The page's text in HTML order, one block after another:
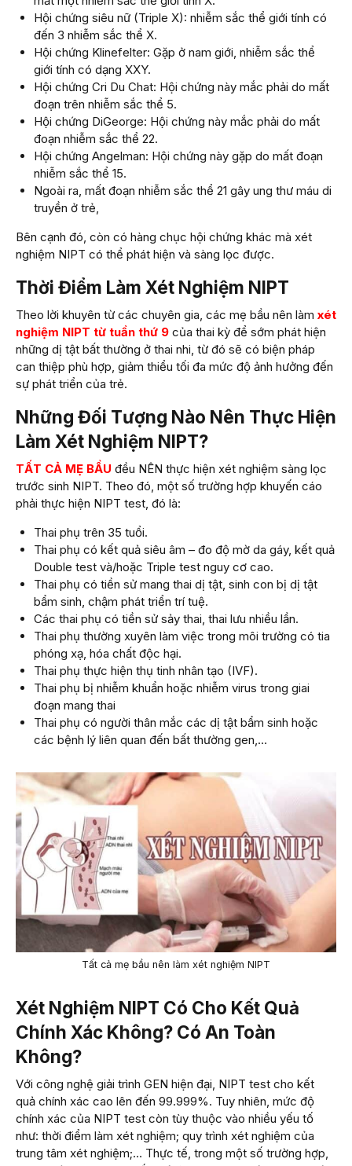
Hội chứng siêu nữ (Triple X): nhiễm sắc thể giới tính có
đến 3 nhiễm sắc thể X.
Hội chứng Klinefelter: Gặp ở nam giới, nhiễm sắc thể
giới tính có dạng XXY.
Hội chứng Cri Du Chat: Hội chứng này mắc phải do mất
đoạn trên nhiễm sắc thể 5.
Hội chứng DiGeorge: Hội chứng này mắc phải do mất
đoạn nhiễm sắc thể 22.
Hội chứng Angelman: Hội chứng này gặp do mất đoạn
nhiễm sắc thể 15.
Ngoài ra, mất đoạn nhiễm sắc thể 21 gây ung thư máu di
truyền ở trẻ,
Bên cạnh đó, còn có hàng chục hội chứng khác mà xét
nghiệm NIPT có thể phát hiện và sàng lọc được.
Thời Điểm Làm Xét Nghiệm NIPT
Theo lời khuyên từ các chuyên gia, các mẹ bầu nên làm xét
nghiệm NIPT từ tuần thứ 9 của thai kỳ để sớm phát hiện
những dị tật bất thường ở thai nhi, từ đó sẽ có biện pháp
can thiệp phù hợp, giảm thiểu tối đa mức độ ảnh hưởng đến
sự phát triển của trẻ.
Những Đối Tượng Nào Nên Thực Hiện
Làm Xét Nghiệm NIPT?
TẤT CẢ MẸ BẦU đều NÊN thực hiện xét nghiệm sàng lọc
trước sinh NIPT. Theo đó, một số trường hợp khuyến cáo
phải thực hiện NIPT test, đó là:
Thai phụ trên 35 tuổi.
Thai phụ có kết quả siêu âm – đo độ mờ da gáy, kết quả
Double test và/hoặc Triple test nguy cơ cao.
Thai phụ có tiền sử mang thai dị tật, sinh con bị dị tật
bẩm sinh, chậm phát triển trí tuệ.
Các thai phụ có tiền sử sảy thai, thai lưu nhiều lần.
Thai phụ thường xuyên làm việc trong môi trường có tia
phóng xạ, hóa chất độc hại.
Thai phụ thực hiện thụ tinh nhân tạo (IVF).
Thai phụ bị nhiễm khuẩn hoặc nhiễm virus trong giai
đoạn mang thai
Thai phụ có người thân mắc các dị tật bẩm sinh hoặc
các bệnh lý liên quan đến bất thường gen,…
Tất cả mẹ bầu nên làm xét nghiệm NIPT
Xét Nghiệm NIPT Có Cho Kết Quả
Chính Xác Không? Có An Toàn
Không?
Với công nghệ giải trình GEN hiện đại, NIPT test cho kết
quả chính xác cao lên đến 99.999%. Tuy nhiên, mức độ
chính xác của NIPT test còn tùy thuộc vào nhiều yếu tố
như: thời điểm làm xét nghiệm; quy trình xét nghiệm của
trung tâm xét nghiệm;… Thực tế, trong một số trường hợp,